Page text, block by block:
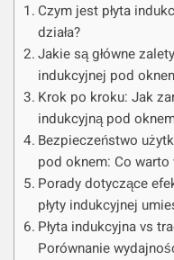
Czym jest płyta
działa?
Jakie są główne
indukcyjnej pod
Krok po kroku: Jak
indukcyjną pod
Bezpieczeństwo
pod oknem: Co
Porady dotyczące
płyty indukcyjnej
Płyta indukcyjna vs
Porównanie